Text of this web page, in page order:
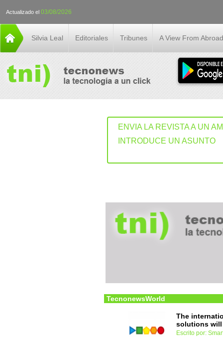
Actualizado el 03/08/2026
Silvia Leal Editoriales Tribunes A View From Abroad
ENVIA LA REVISTA A UN
INTRODUCE UN ASUNTO
TecnonewsWorld
The
solutions
Escrito por: